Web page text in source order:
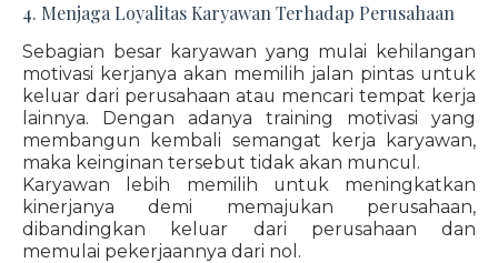
4. Menjaga Loyalitas Karyawan Terhadap Perusahaan
Sebagian besar karyawan yang mulai kehilangan
motivasi kerjanya akan memilih jalan pintas untuk
keluar dari perusahaan atau mencari tempat kerja
lainnya. Dengan adanya training motivasi yang
membangun kembali semangat kerja karyawan,
maka keinginan tersebut tidak akan muncul.
Karyawan lebih memilih untuk meningkatkan
kinerjanya demi memajukan perusahaan,
dibandingkan keluar dari perusahaan dan
memulai pekerjaannya dari nol.